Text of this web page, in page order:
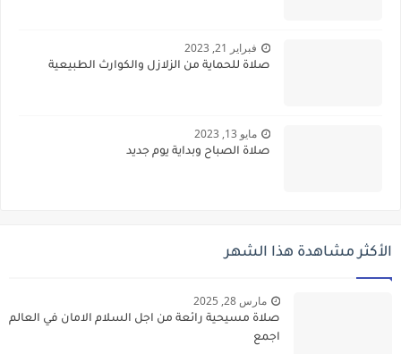
فبراير 21, 2023
صلاة للحماية من الزلازل والكوارث الطبيعية
مايو 13, 2023
صلاة الصباح وبداية يوم جديد
الأكثر مشاهدة هذا الشهر
مارس 28, 2025
صلاة مسيحية رائعة من اجل السلام الامان في العالم
اجمع